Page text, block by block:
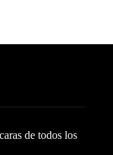
de todos los